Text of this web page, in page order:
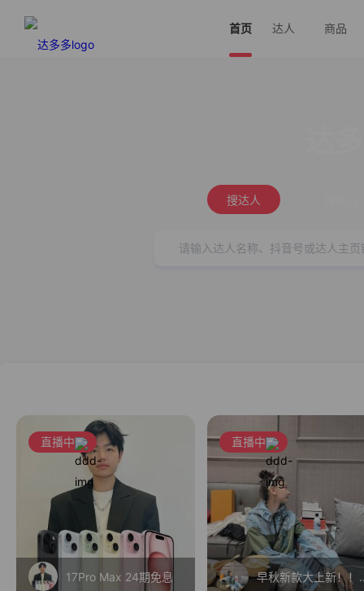
首页 达人 商品
搜达人
直播中
17Pro Max 24期免息
直播中
早秋